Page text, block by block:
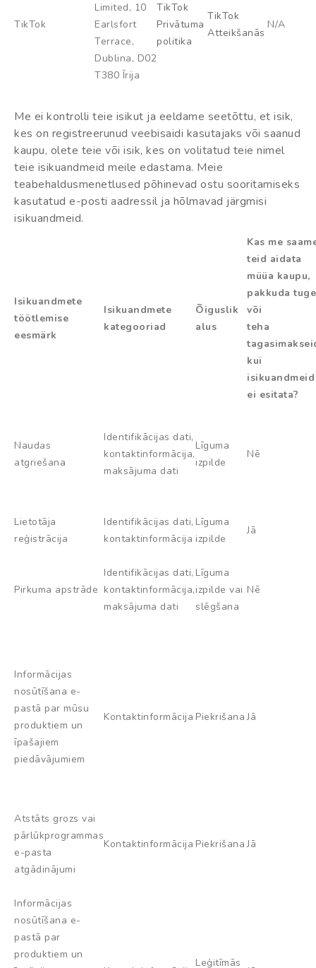
TikTok
Limited, 10
Earlsfort
Terrace,
Dublina, D02
T380 Īrija
TikTok
Privātuma
politika
TikTok
Atteikšanās
N/A
Me ei kontrolli teie isikut ja eeldame seetõttu, et isik,
kes on registreerunud veebisaidi kasutajaks või saanud
kaupu, olete teie või isik, kes on volitatud teie nimel
teie isikuandmeid meile edastama. Meie
teabehaldusmenetlused põhinevad ostu sooritamiseks
kasutatud e-posti aadressil ja hõlmavad järgmisi
isikuandmeid.
Isikuandmete
töötlemise
eesmärk
Isikuandmete
kategooriad
Õiguslik
alus
Kas me
teid aidata
müüa kaupu,
pakkuda tuge
või
teha
kui
isikuandmeid
ei esitata?
Naudas
atgriešana
Identifikācijas dati,
kontaktinformācija,
maksājuma dati
Līguma
izpilde
Nē
Lietotāja
reģistrācija
Identifikācijas dati,
kontaktinformācija
Līguma
izpilde
Jā
Pirkuma apstrāde
Identifikācijas dati,
kontaktinformācija,
maksājuma dati
Līguma
izpilde vai
slēgšana
Nē
Informācijas
nosūtīšana e-
pastā par mūsu
produktiem un
īpašajiem
piedāvājumiem
Kontaktinformācija Piekrišana Jā
Atstāts grozs vai
pārlūkprogrammas
e-pasta
atgādinājumi
Kontaktinformācija Piekrišana Jā
Informācijas
nosūtīšana e-
pastā par
produktiem un
Leģitīmās